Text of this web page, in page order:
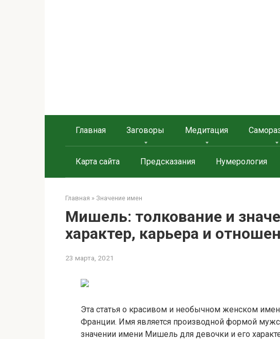
Главная Заговоры Медитация
Карта сайта Предсказания Нумерология
Главная » Значение имен
Мишель: толкование и
характер, карьера и
23 марта, 2021
Эта статья о красивом и необычном женском
Франции. Имя является производной формой
значении имени Мишель для девочки и его